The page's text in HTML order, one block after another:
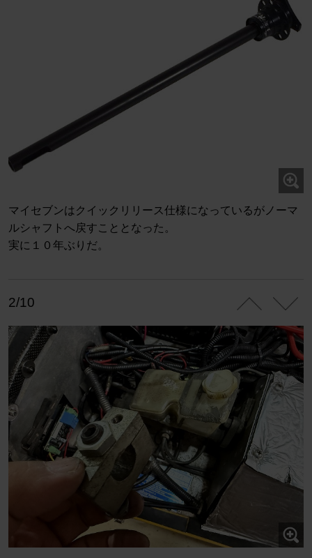
マイセブンはクイックリリース仕様になっているがノーマ
ルシャフトへ戻すこととなった。
実に１０年ぶりだ。
2/10